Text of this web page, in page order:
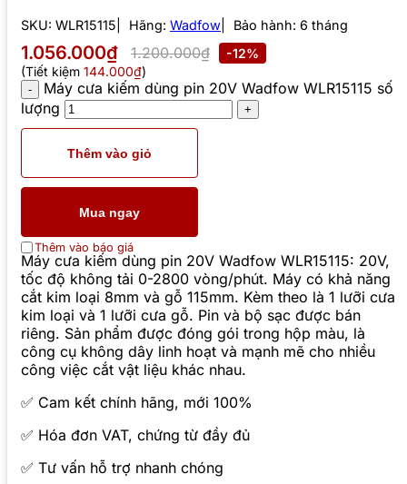
SKU: WLR15115 Hãng: Wadfow Bảo hành: 6 tháng
1.056.000₫ 1.200.000₫
-12%
(Tiết kiệm 144.000₫)
Máy cưa kiếm dùng pin 20V Wadfow WLR15115 số
lượng
Thêm vào giỏ
Mua ngay
Thêm vào báo giá
Máy cưa kiếm dùng pin 20V Wadfow WLR15115: 20V,
tốc độ không tải 0-2800 vòng/phút. Máy có khả năng
cắt kim loại 8mm và gỗ 115mm. Kèm theo là 1 lưỡi cưa
kim loại và 1 lưỡi cưa gỗ. Pin và bộ sạc được bán
riêng. Sản phẩm được đóng gói trong hộp màu, là
công cụ không dây linh hoạt và mạnh mẽ cho nhiều
công việc cắt vật liệu khác nhau.
✅ Cam kết chính hãng, mới 100%
✅ Hóa đơn VAT, chứng từ đầy đủ
✅ Tư vấn hỗ trợ nhanh chóng